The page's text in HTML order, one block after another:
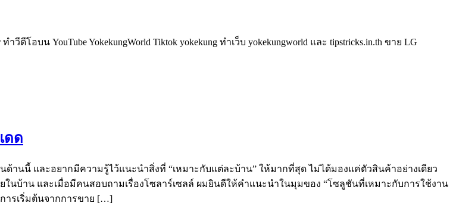
โอบน YouTube YokekungWorld Tiktok yokekung ทำเว็บ yokekungworld และ tipstricks.in.th ขาย LG
ดด
านนี้ และอยากมีความรู้ไว้แนะนำสิ่งที่ “เหมาะกับแต่ละบ้าน” ให้มากที่สุด ไม่ได้มองแค่ตัวสินค้าอย่างเดียว
ในบ้าน และเมื่อมีคนสอบถามเรื่องโซลาร์เซลล์ ผมยินดีให้คำแนะนำในมุมของ “โซลูชันที่เหมาะกับการใช้งาน
ารเริ่มต้นจากการขาย […]